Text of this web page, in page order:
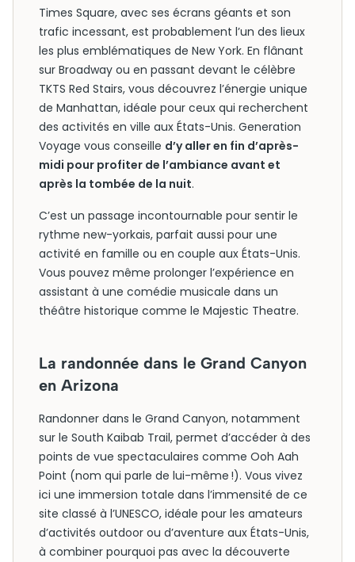
Times Square, avec ses écrans géants et son
trafic incessant, est probablement l’un des lieux
les plus emblématiques de New York. En flânant
sur Broadway ou en passant devant le célèbre
TKTS Red Stairs, vous découvrez l’énergie unique
de Manhattan, idéale pour ceux qui recherchent
des activités en ville aux États-Unis. Generation
Voyage vous conseille d’y aller en fin d’après-
midi pour profiter de l’ambiance avant et
après la tombée de la nuit.
C’est un passage incontournable pour sentir le
rythme new-yorkais, parfait aussi pour une
activité en famille ou en couple aux États-Unis.
Vous pouvez même prolonger l’expérience en
assistant à une comédie musicale dans un
théâtre historique comme le Majestic Theatre.
La randonnée dans le Grand Canyon
en Arizona
Randonner dans le Grand Canyon, notamment
sur le South Kaibab Trail, permet d’accéder à des
points de vue spectaculaires comme Ooh Aah
Point (nom qui parle de lui-même !). Vous vivez
ici une immersion totale dans l’immensité de ce
site classé à l’UNESCO, idéale pour les amateurs
d’activités outdoor ou d’aventure aux États-Unis,
à combiner pourquoi pas avec la découverte